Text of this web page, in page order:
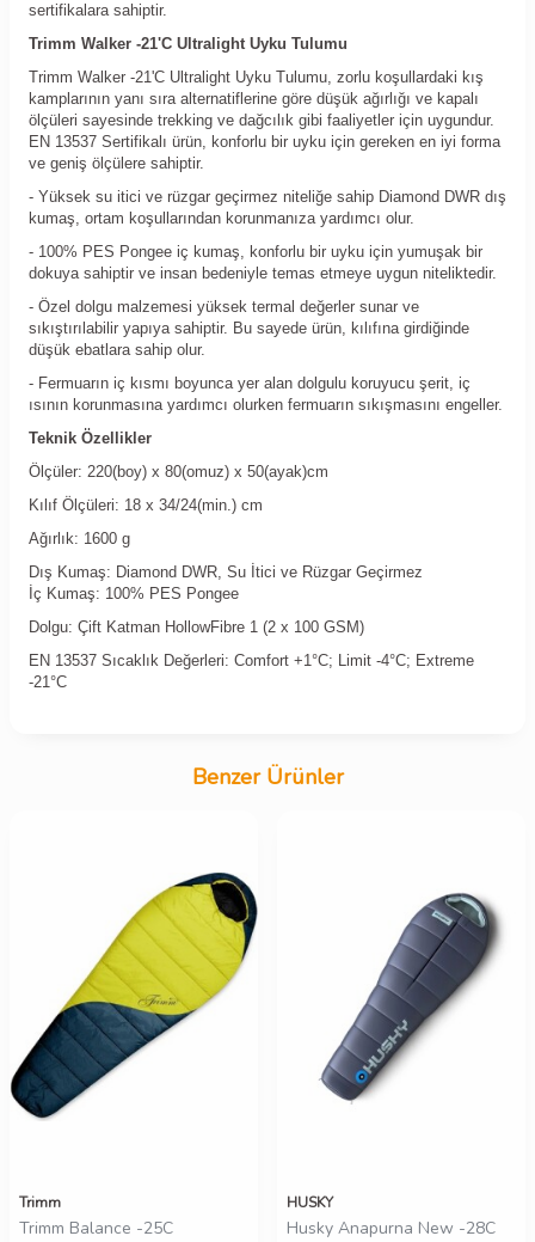
sertifikalara sahiptir.
Trimm Walker -21'C Ultralight Uyku Tulumu
Trimm Walker -21'C Ultralight Uyku Tulumu, zorlu koşullardaki kış
kamplarının yanı sıra alternatiflerine göre düşük ağırlığı ve kapalı
ölçüleri sayesinde trekking ve dağcılık gibi faaliyetler için uygundur.
EN 13537 Sertifikalı ürün, konforlu bir uyku için gereken en iyi forma
ve geniş ölçülere sahiptir.
- Yüksek su itici ve rüzgar geçirmez niteliğe sahip Diamond DWR dış
kumaş, ortam koşullarından korunmanıza yardımcı olur.
- 100% PES Pongee iç kumaş, konforlu bir uyku için yumuşak bir
dokuya sahiptir ve insan bedeniyle temas etmeye uygun niteliktedir.
- Özel dolgu malzemesi yüksek termal değerler sunar ve
sıkıştırılabilir yapıya sahiptir. Bu sayede ürün, kılıfına girdiğinde
düşük ebatlara sahip olur.
- Fermuarın iç kısmı boyunca yer alan dolgulu koruyucu şerit, iç
ısının korunmasına yardımcı olurken fermuarın sıkışmasını engeller.
Teknik Özellikler
Ölçüler: 220(boy) x 80(omuz) x 50(ayak)cm
Kılıf Ölçüleri: 18 x 34/24(min.) cm
Ağırlık: 1600 g
Dış Kumaş: Diamond DWR, Su İtici ve Rüzgar Geçirmez
İç Kumaş: 100% PES Pongee
Dolgu: Çift Katman HollowFibre 1 (2 x 100 GSM)
EN 13537 Sıcaklık Değerleri: Comfort +1°C; Limit -4°C; Extreme
-21°C
Benzer Ürünler
Trimm
Trimm Balance -25C
HUSKY
Husky Anapurna New -28C